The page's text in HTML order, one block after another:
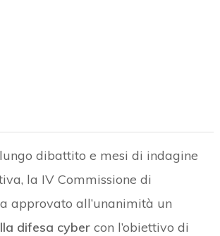
dibattito e mesi di indagine
la IV Commissione di
approvato all’unanimità un
difesa cyber con l’obiettivo di